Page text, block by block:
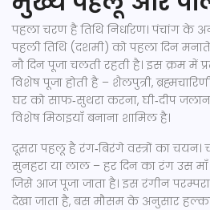
पहला चरण है तिथि निर्धारण। पंचांग के
पहली तिथि (दशमी) को पहला दिन
नौ दिन पूजा चलती रहती है। इस क्रम में
विशेष पूजा होती है – शैलपुत्री,
घर को साफ‑सुथरा करना, घी‑दीप
विशेष मिठाइयाँ बनाना शामिल है।
दूसरा पहलू है रंग‑बिरंगे वस्त्रों का चयन।
सुनहरा या लाल – हर दिन का रंग उस
जिसे आज पूजा जाता है। इस रंगीन परम्परा
देखा जाता है, बस मौसम के अनुसार हल्का